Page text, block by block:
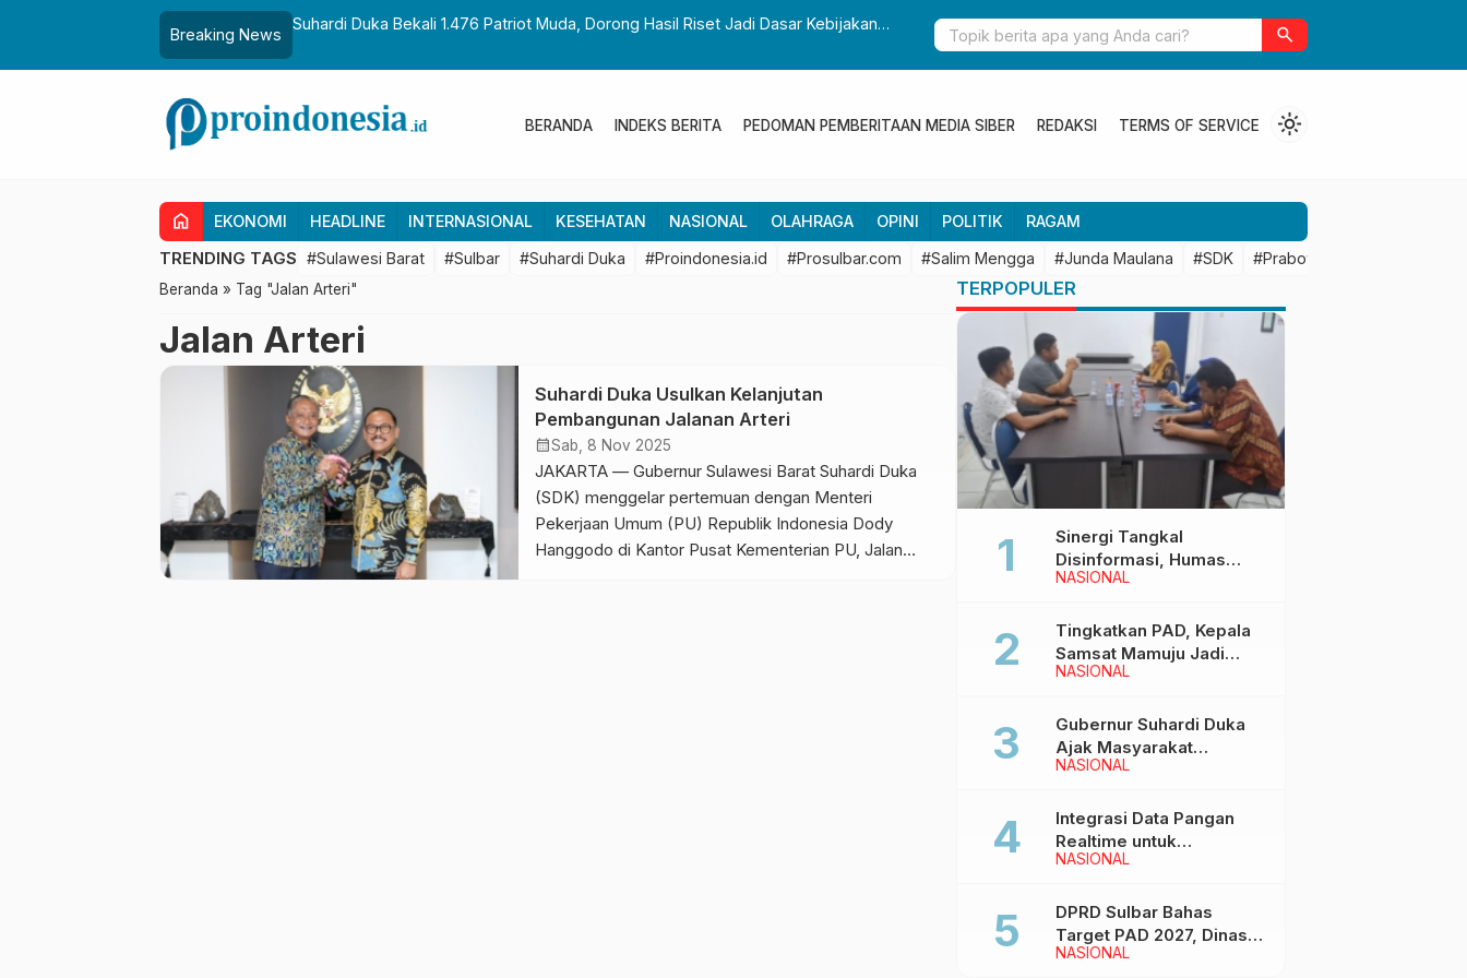
Breaking News
Suhardi Duka Bekali 1.476 Patriot Muda, Dorong Hasil Riset Jadi Dasar Kebijakan
Gubernur Sulbar Perkuat Kolaborasi Riset dengan BRIN untuk Mendukung
Pembangunan Daerah
search
BERANDA INDEKS BERITA PEDOMAN PEMBERITAAN MEDIA SIBER REDAKSI TERMS OF SERVICE light_mode
home EKONOMI HEADLINE INTERNASIONAL KESEHATAN NASIONAL OLAHRAGA OPINI POLITIK RAGAM
TRENDING TAGS #Sulawesi Barat #Sulbar #Suhardi Duka #Proindonesia.id #Prosulbar.com #Salim Mengga #Junda Maulana #SDK #Prabowo Subianto
Beranda » Tag "Jalan Arteri"
Jalan Arteri
Suhardi Duka Usulkan Kelanjutan
Pembangunan Jalanan Arteri
calendar_monthSab, 8 Nov 2025
JAKARTA — Gubernur Sulawesi Barat Suhardi Duka
(SDK) menggelar pertemuan dengan Menteri
Pekerjaan Umum (PU) Republik Indonesia Dody
Hanggodo di Kantor Pusat Kementerian PU, Jalan
TERPOPULER
NASIONAL
Sinergi Tangkal
Disinformasi, Humas
Pemprov Sulbar Gelar
Redaksi di Mamuju
NASIONAL
Tingkatkan PAD, Kepala
Samsat Mamuju Jadi
Narasumber Hearing
DPRD Sulbar
NASIONAL
Gubernur Suhardi Duka
Ajak Masyarakat
Meriahkan Event
NASIONAL
Integrasi Data Pangan
Realtime untuk
Kendalikan inflasi,
Kembangkan Sistem
SAPEDA
NASIONAL
DPRD Sulbar Bahas
Target PAD 2027, Dinas
PUPR Siap Optimalkan